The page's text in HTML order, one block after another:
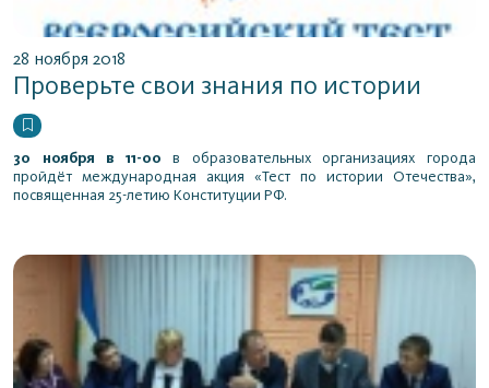
28 ноября 2018
Проверьте свои знания по истории
30 ноября в 11-00 в образовательных организациях города
пройдёт международная акция «Тест по истории Отечества»,
посвященная 25-летию Конституции РФ.